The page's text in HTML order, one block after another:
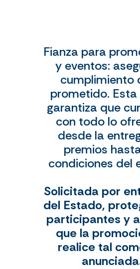
Fianza para
y eventos:
cumplimiento
prometido. Esta
garantiza que
con todo lo
desde la
premios
condiciones del
Solicitada por
del Estado,
participantes y
que la
realice tal